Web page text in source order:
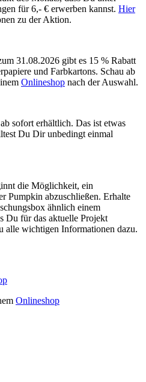
für 6,- € erwerben kannst. Hier
zu der Aktion.
31.08.2026 gibt es 15 % Rabatt
und Farbkartons. Schau ab
Onlineshop nach der Auswahl.
sofort erhältlich. Das ist etwas
Du Dir unbedingt einmal
die Möglichkeit, ein
Pumpkin abzuschließen. Erhalte
ähnlich einem
Du für das aktuelle Projekt
alle wichtigen Informationen dazu.
Onlineshop